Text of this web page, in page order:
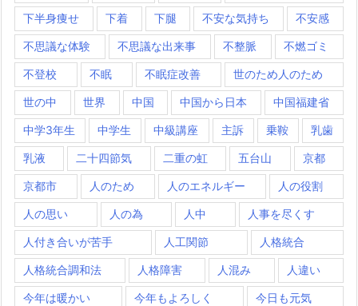
下半身痩せ 下着 下腿 不安な気持ち 不安感
不思議な体験 不思議な出来事 不整脈 不燃ゴミ
不登校 不眠 不眠症改善 世のため人のため
世の中 世界 中国 中国から日本 中国福建省
中学3年生 中学生 中級講座 主訴 乗鞍 乳歯
乳液 二十四節気 二重の虹 五台山 京都
京都市 人のため 人のエネルギー 人の役割
人の思い 人の為 人中 人事を尽くす
人付き合いが苦手 人工関節 人格統合
人格統合調和法 人格障害 人混み 人違い
今年は暖かい 今年もよろしく 今日も元気